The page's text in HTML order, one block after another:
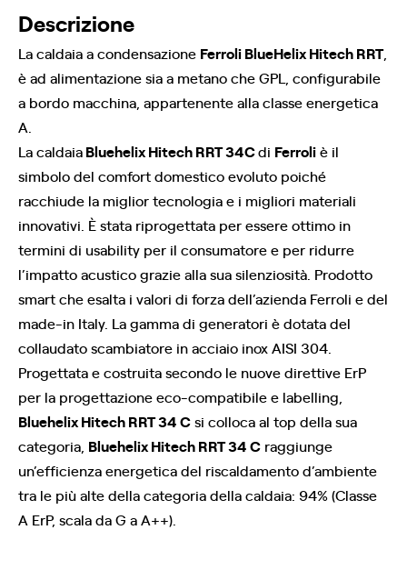
Descrizione
La caldaia a condensazione Ferroli BlueHelix Hitech RRT,
è ad alimentazione sia a metano che GPL, configurabile
a bordo macchina, appartenente alla classe energetica
A.
La caldaiaBluehelix Hitech RRT 34Cdi Ferroliè il
simbolo del comfort domestico evoluto poiché
racchiude la miglior tecnologia e i migliori materiali
innovativi. È stata riprogettata per essere ottimo in
termini di usability per il consumatore e per ridurre
l’impatto acustico grazie alla sua silenziosità. Prodotto
smart che esalta i valori di forza dell’azienda Ferroli e del
made-in Italy. La gamma di generatori è dotata del
collaudato scambiatore in acciaio inox AISI 304.
Progettata e costruita secondo le nuove direttive ErP
per la progettazione eco-compatibile e labelling,
Bluehelix Hitech RRT 34 Csi colloca al top della sua
categoria, Bluehelix Hitech RRT 34 C raggiunge
un’efficienza energetica del riscaldamento d’ambiente
tra le più alte della categoria della caldaia: 94% (Classe
A ErP, scala da G a A++).